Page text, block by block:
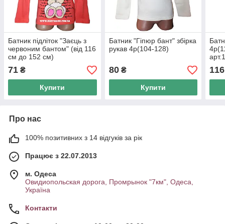
Батник підліток "Заєць з
червоним бантом" (від 116
см до 152 см)
71 ₴
Купити
Батник "Гіпюр бант" збірка
рукав 4р(104-128)
80₴
Купити
116
Про нас
100% позитивних з 14 відгуків за рік
Працює з 22.07.2013
м. Одеса
Овидиопольская дорога, Промрынок "7км", Одеса,
Україна
Контакти